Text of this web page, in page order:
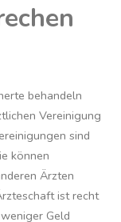
behandeln
Vereinigung
sind
können
Ärzten
ist recht
Geld